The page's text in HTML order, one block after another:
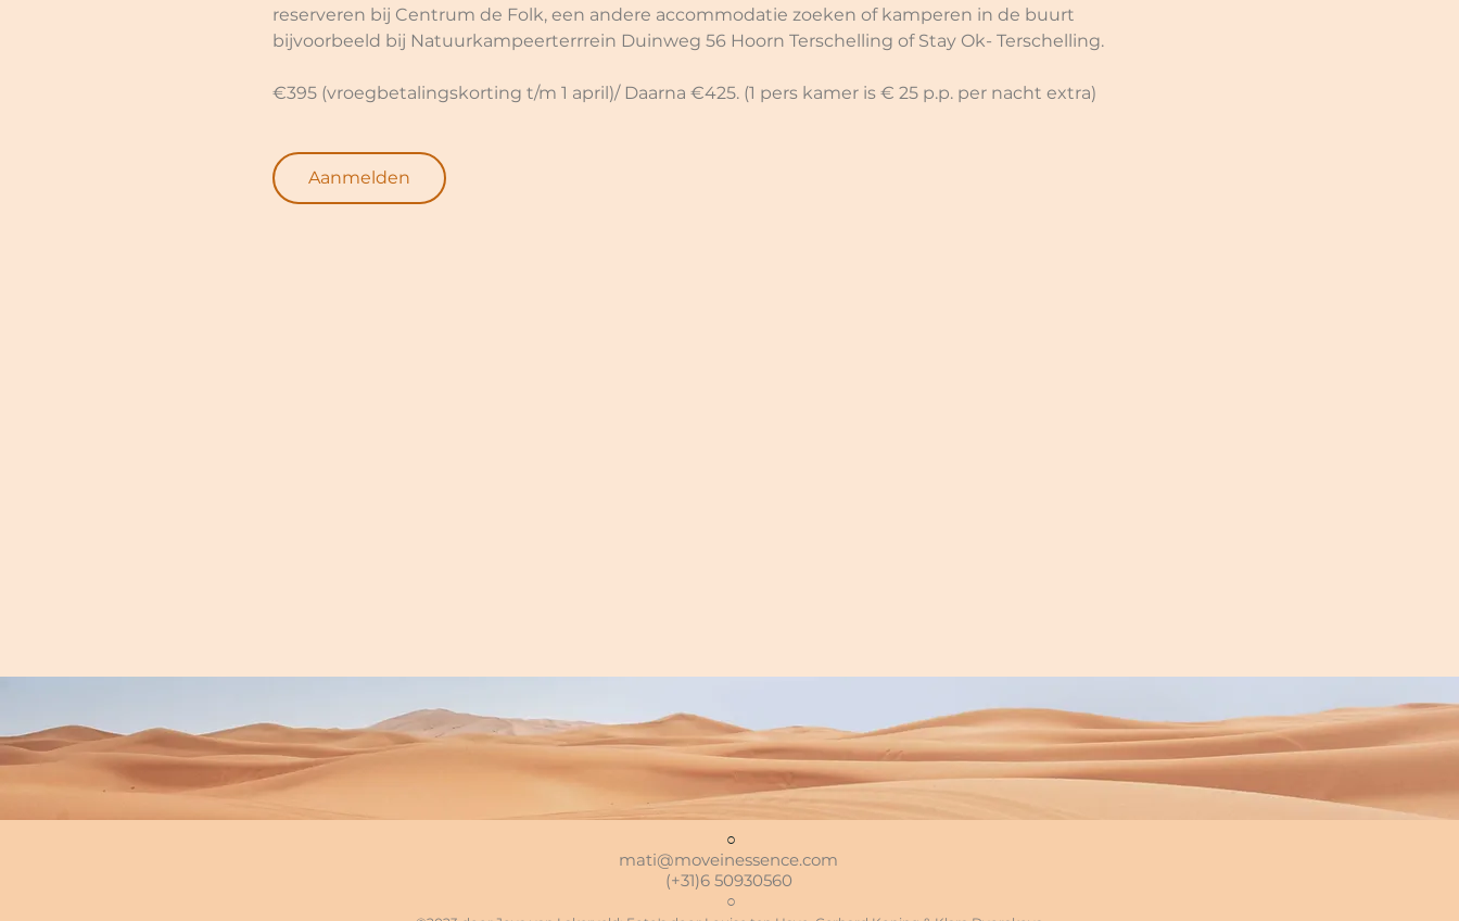
reserveren bij Centrum de Folk, een andere accommodatie zoeken of kamperen in de buurt
bijvoorbeeld bij Natuurkampeerterrrein Duinweg 56 Hoorn Terschelling of Stay Ok- Terschelling.
€395 (vroegbetalingskorting t/m 1 april)/ Daarna €425. (1 pers kamer is € 25 p.p. per nacht extra)
Aanmelden
○
mati@moveinessence.com
(+31)6 50930560
○